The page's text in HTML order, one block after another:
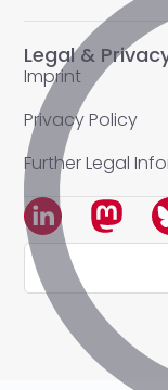
Legal &
Imprint
Privacy Policy
Further Legal